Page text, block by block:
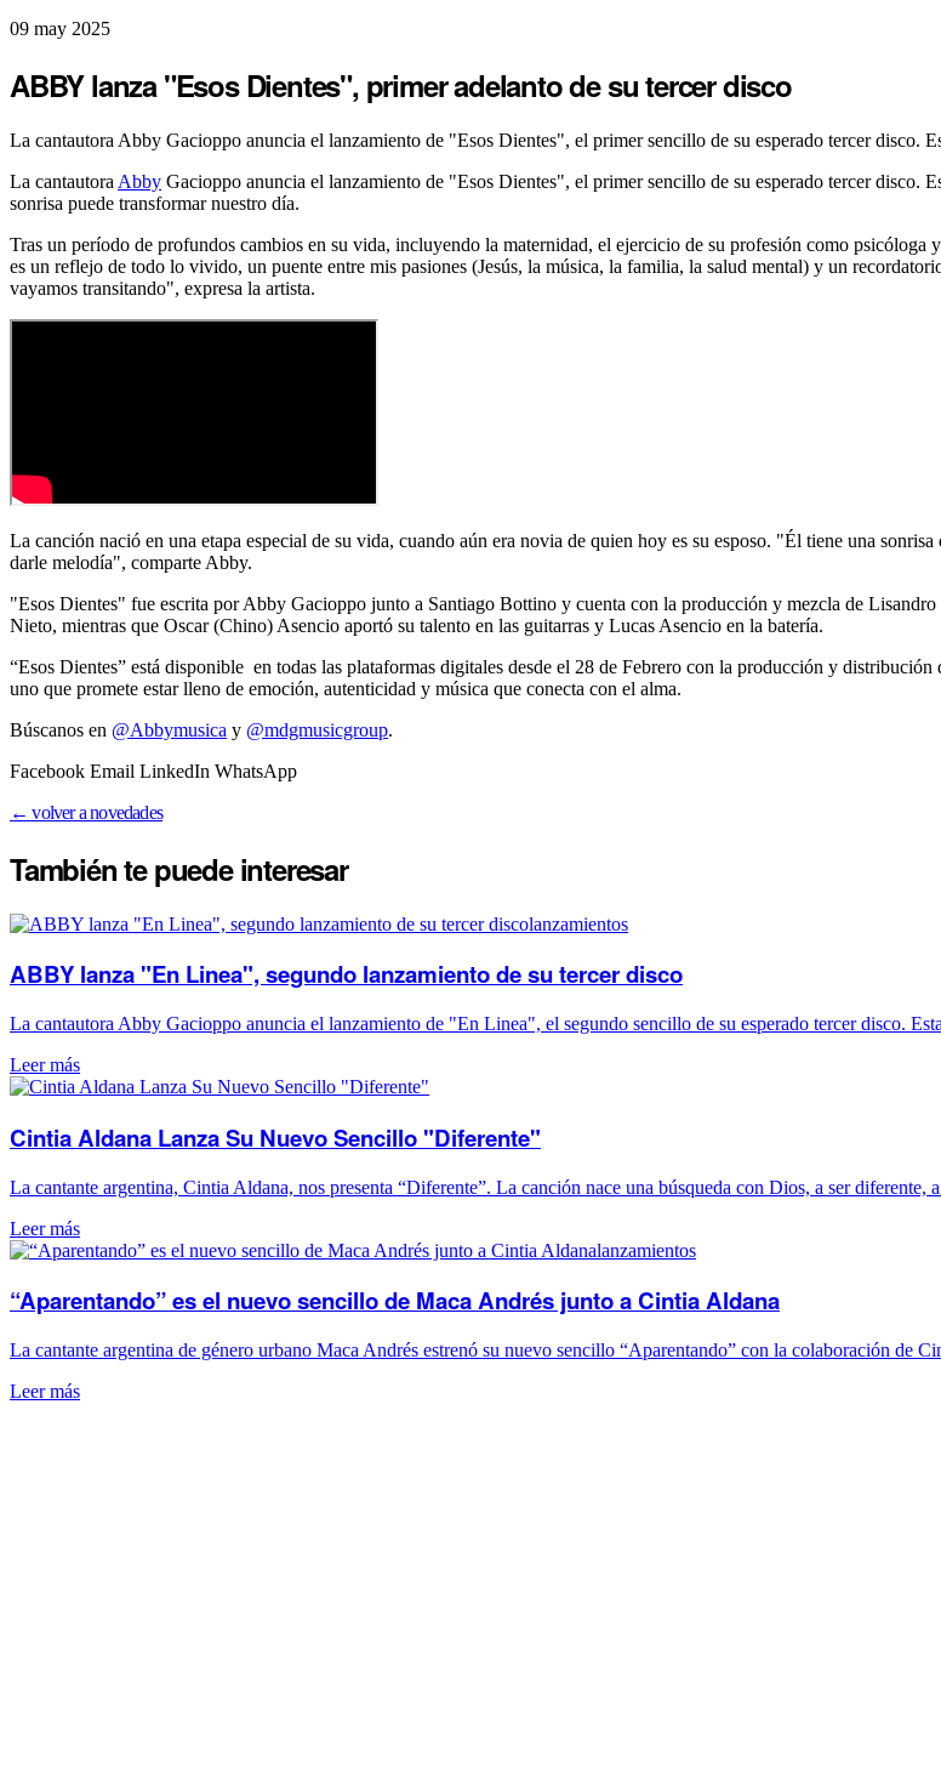
09 may 2025
ABBY lanza "Esos Dientes", primer adelanto de su tercer disco
La cantautora Abby Gacioppo anuncia el lanzamiento de "Esos Dientes", el primer sencillo de su esperado tercer disco.
La cantautora Abby Gacioppo anuncia el lanzamiento de "Esos Dientes", el primer sencillo de su esperado tercer disco.
sonrisa puede transformar nuestro día.
Tras un período de profundos cambios en su vida, incluyendo la maternidad, el ejercicio de su profesión como
es un reflejo de todo lo vivido, un puente entre mis pasiones (Jesús, la música, la familia, la salud mental) y un
vayamos transitando", expresa la artista.
La canción nació en una etapa especial de su vida, cuando aún era novia de quien hoy es su esposo. "Él tiene una
darle melodía", comparte Abby.
"Esos Dientes" fue escrita por Abby Gacioppo junto a Santiago Bottino y cuenta con la producción y mezcla de
Nieto, mientras que Oscar (Chino) Asencio aportó su talento en las guitarras y Lucas Asencio en la batería.
“Esos Dientes” está disponible en todas las plataformas digitales desde el 28 de Febrero con la producción y distribución
uno que promete estar lleno de emoción, autenticidad y música que conecta con el alma.
Búscanos en @Abbymusica y @mdgmusicgroup.
Facebook Email LinkedIn WhatsApp
← volver a novedades
También te puedeinteresar
lanzamientos
ABBY lanza "En Linea", segundo lanzamiento de su tercer disco
La cantautora Abby Gacioppo anuncia el lanzamiento de "En Linea", el segundo sencillo de su esperado tercer disco.
Leer más
Cintia Aldana Lanza Su Nuevo Sencillo "Diferente"
La cantante argentina, Cintia Aldana, nos presenta “Diferente”. La canción nace una búsqueda con Dios, a ser
Leer más
lanzamientos
“Aparentando” es el nuevo sencillo de Maca Andrés junto a Cintia Aldana
La cantante argentina de género urbano Maca Andrés estrenó su nuevo sencillo “Aparentando” con la colaboración
Leer más